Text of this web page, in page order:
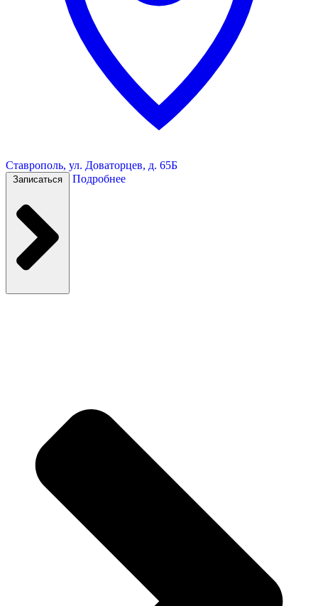
Ставрополь, ул. Доваторцев, д. 65Б
Записаться Подробнее